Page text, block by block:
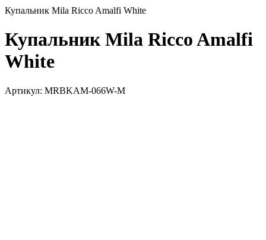
Купальник Mila Ricco Amalfi White
Купальник Mila Ricco Amalfi
White
Артикул: MRBKAM-066W-M